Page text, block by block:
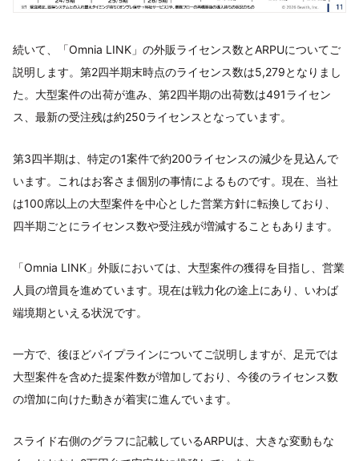
続いて、「Omnia LINK」の外販ライセンス数とARPUについてご
説明します。第2四半期末時点のライセンス数は5,279となりまし
た。大型案件の出荷が進み、第2四半期の出荷数は491ライセン
ス、最新の受注残は約250ライセンスとなっています。
第3四半期は、特定の1案件で約200ライセンスの減少を見込んで
います。これはお客さま個別の事情によるものです。現在、当社
は100席以上の大型案件を中心とした営業方針に転換しており、
四半期ごとにライセンス数や受注残が増減することもあります。
「Omnia LINK」外販においては、大型案件の獲得を目指し、営業
人員の増員を進めています。現在は戦力化の途上にあり、いわば
端境期といえる状況です。
一方で、後ほどパイプラインについてご説明しますが、足元では
大型案件を含めた提案件数が増加しており、今後のライセンス数
の増加に向けた動きが着実に進んでいます。
スライド右側のグラフに記載しているARPUは、大きな変動もな